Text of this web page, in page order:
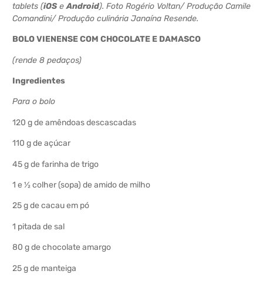
tablets (iOS eAndroid). Foto Rogério Voltan/ Produção Camile
Comandini/ Produção culinária Janaína Resende.
BOLO VIENENSE COM CHOCOLATE E DAMASCO
(rende 8 pedaços)
Ingredientes
Para o bolo
120 g de amêndoas descascadas
110 g de açúcar
45 g de farinha de trigo
1 e ½ colher (sopa) de amido de milho
25 g de cacau em pó
1 pitada de sal
80 g de chocolate amargo
25 g de manteiga